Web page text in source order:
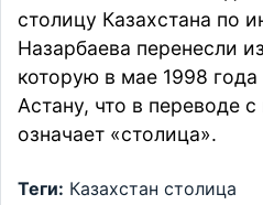
столицу Казахстана по
Назарбаева перенесли
которую в мае 1998
Астану, что в переводе с
означает «столица».
Теги: Казахстан столица